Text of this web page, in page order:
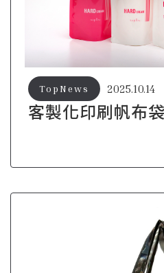
客製化印刷帆布
2025.10.14
TopNews